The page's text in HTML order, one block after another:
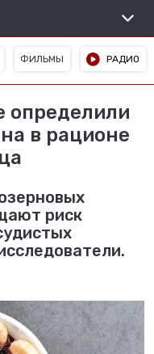
ФИЛЬМЫ РАДИО
определили
в рационе
риск